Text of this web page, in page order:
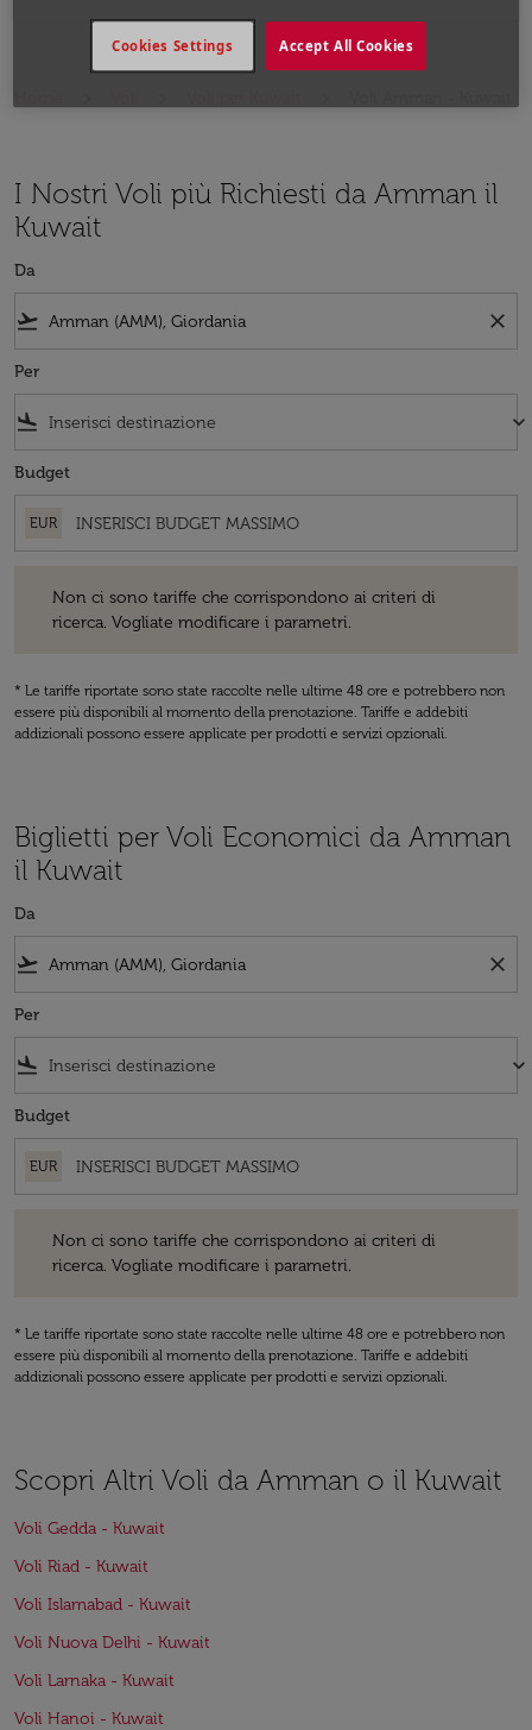
I Nostri Voli più Richiesti da Amman il
Kuwait
Da
flight_takeoff close
Per
flight_land keyboard_arrow_down
Budget
EUR
Non ci sono tariffe che corrispondono ai criteri di
ricerca. Vogliate modificare i parametri.
* Le tariffe riportate sono state raccolte nelle ultime 48 ore e potrebbero non
essere più disponibili al momento della prenotazione. Tariffe e addebiti
addizionali possono essere applicate per prodotti e servizi opzionali.
Biglietti per Voli Economici da Amman
il Kuwait
Da
flight_takeoff close
Per
flight_land keyboard_arrow_down
Budget
EUR
Non ci sono tariffe che corrispondono ai criteri di
ricerca. Vogliate modificare i parametri.
* Le tariffe riportate sono state raccolte nelle ultime 48 ore e potrebbero non
essere più disponibili al momento della prenotazione. Tariffe e addebiti
addizionali possono essere applicate per prodotti e servizi opzionali.
Scopri Altri Voli da Amman o il Kuwait
Voli Gedda - Kuwait
Voli Riad - Kuwait
Voli Islamabad - Kuwait
Voli Nuova Delhi - Kuwait
Voli Larnaka - Kuwait
Voli Hanoi - Kuwait
Accept All Cookies
Cookies Settings